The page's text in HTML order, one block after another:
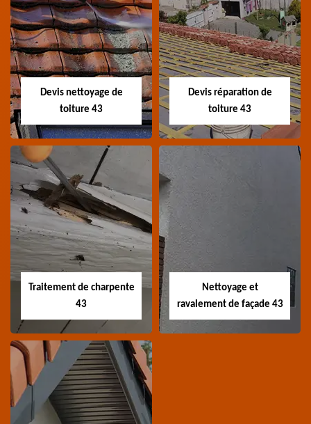
Recherche de fuite
toiture 43
Entreprise recherche
fuite de toiture 43
Devis toiture 43
Devis toiture 43 Haute-
Loire
Devis nettoyage de
toiture 43
Devis nettoyage de
toiture 43
Devis nettoyage de
toiture 43 Haute-Loire
Devis réparation de
toiture 43
toiture 43
Devis réparation de
toiture 43 Haute-Loire
Traitement de charpente
43
Traitement de
charpente 43
Nettoyage et
ravalement de façade 43